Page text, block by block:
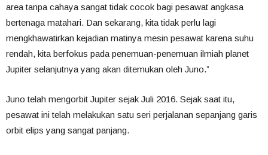
area tanpa cahaya sangat tidak cocok bagi pesawat angkasa
bertenaga matahari. Dan sekarang, kita tidak perlu lagi
mengkhawatirkan kejadian matinya mesin pesawat karena suhu
rendah, kita berfokus pada penemuan-penemuan ilmiah planet
Jupiter selanjutnya yang akan ditemukan oleh Juno.”
Juno telah mengorbit Jupiter sejak Juli 2016. Sejak saat itu,
pesawat ini telah melakukan satu seri perjalanan sepanjang garis
orbit elips yang sangat panjang.